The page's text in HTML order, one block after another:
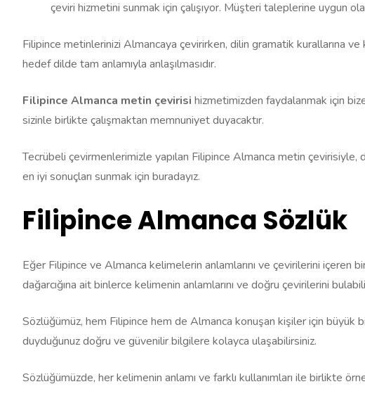
çeviri hizmetini sunmak için çalışıyor. Müşteri taleplerine uygun
Filipince metinlerinizi Almancaya çevirirken, dilin gramatik kurallarına
hedef dilde tam anlamıyla anlaşılmasıdır.
Filipince Almanca metin çevirisi hizmetimizden faydalanmak için
sizinle birlikte çalışmaktan memnuniyet duyacaktır.
Tecrübeli çevirmenlerimizle yapılan Filipince Almanca metin
en iyi sonuçları sunmak için buradayız.
Filipince Almanca Sözlük
Eğer Filipince ve Almanca kelimelerin anlamlarını ve çevirilerini içeren
dağarcığına ait binlerce kelimenin anlamlarını ve doğru çevirilerini
Sözlüğümüz, hem Filipince hem de Almanca konuşan kişiler için büyük
duyduğunuz doğru ve güvenilir bilgilere kolayca ulaşabilirsiniz.
Sözlüğümüzde, her kelimenin anlamı ve farklı kullanımları ile birlikte